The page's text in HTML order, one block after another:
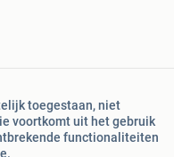
toegestaan, niet
voortkomt uit het gebruik
functionaliteiten